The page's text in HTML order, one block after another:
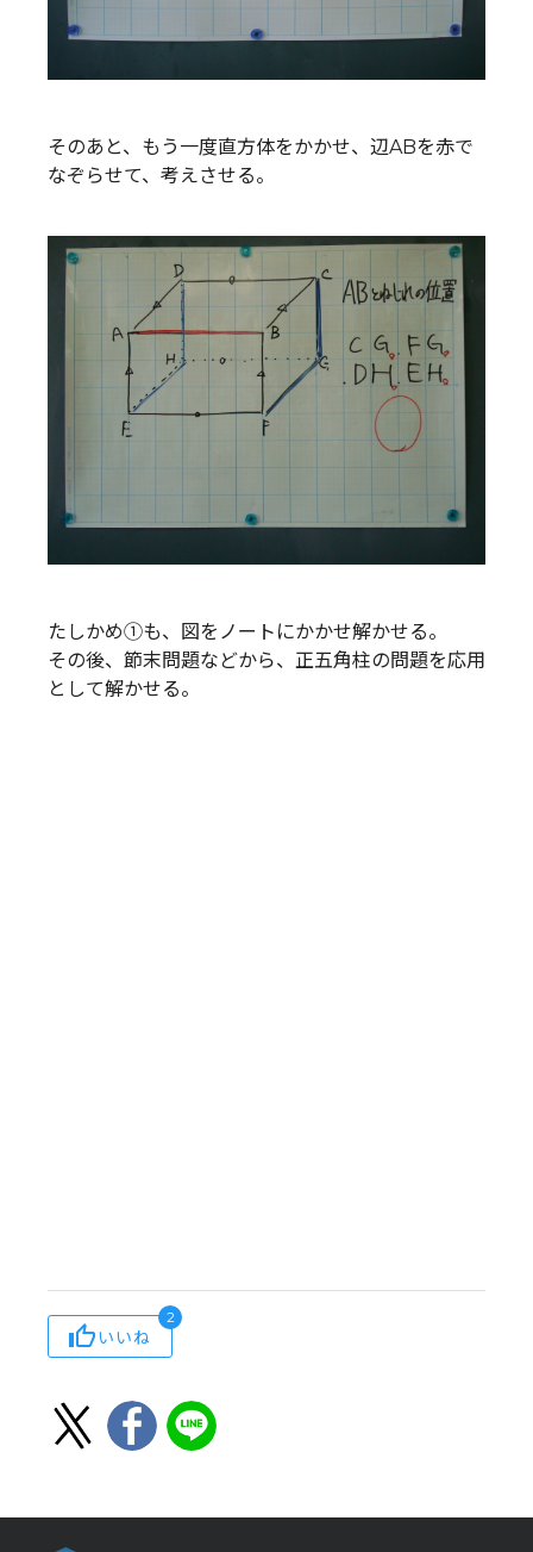
そのあと、もう一度直方体をかかせ、辺ABを赤で
なぞらせて、考えさせる。
たしかめ①も、図をノートにかかせ解かせる。
その後、節末問題などから、正五角柱の問題を応用
として解かせる。
いいね
2